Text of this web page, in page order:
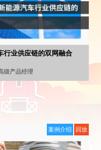
行业供应链的双网融合
级产品经理
案例介绍 回放